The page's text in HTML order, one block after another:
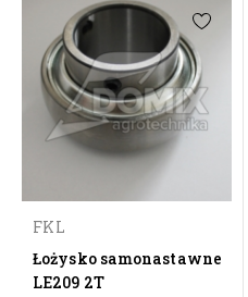
FKL
Łożysko samonastawne
LE209 2T